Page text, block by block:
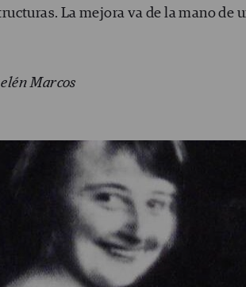
La mejora va de la mano de
Marcos